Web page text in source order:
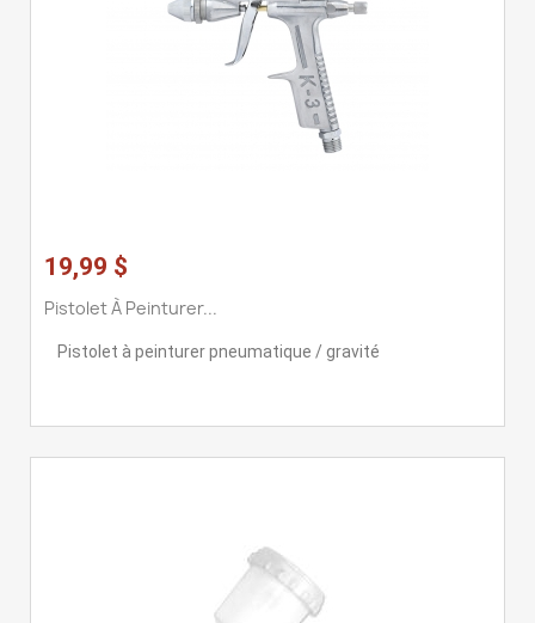
19,99 $
Pistolet À Peinturer...
Pistolet à peinturer pneumatique / gravité